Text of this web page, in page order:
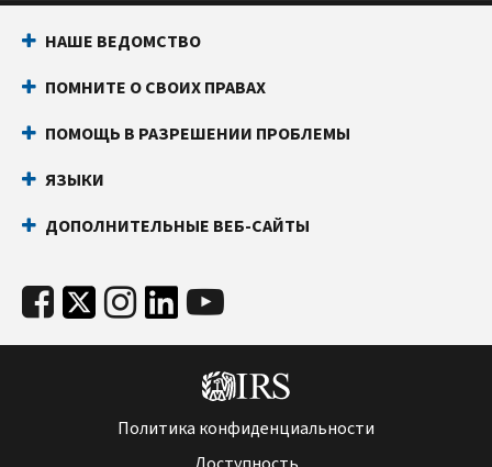
НАШЕ ВЕДОМСТВО
ПОМНИТЕ О СВОИХ ПРАВАХ
ПОМОЩЬ В РАЗРЕШЕНИИ ПРОБЛЕМЫ
ЯЗЫКИ
ДОПОЛНИТЕЛЬНЫЕ ВЕБ-САЙТЫ
Политика конфиденциальности